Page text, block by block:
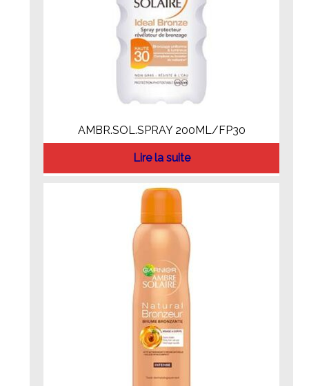
AMBR.SOL.SPRAY 200ML/FP30
Lire la suite